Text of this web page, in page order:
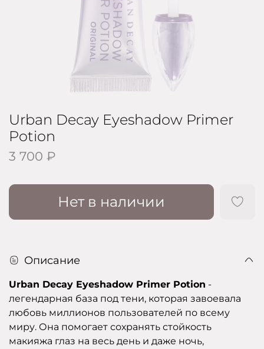
Urban Decay Eyeshadow Primer
Potion
3 700 ₽
Нет в наличии
Описание
Urban Decay Eyeshadow Primer Potion -
легендарная база под тени, которая завоевала
любовь миллионов пользователей по всему
миру. Она помогает сохранять стойкость
макияжа глаз на весь день и даже ночь,